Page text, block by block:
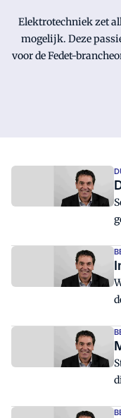
Elektrotechniek zet
mogelijk. Deze
voor de Fedet-